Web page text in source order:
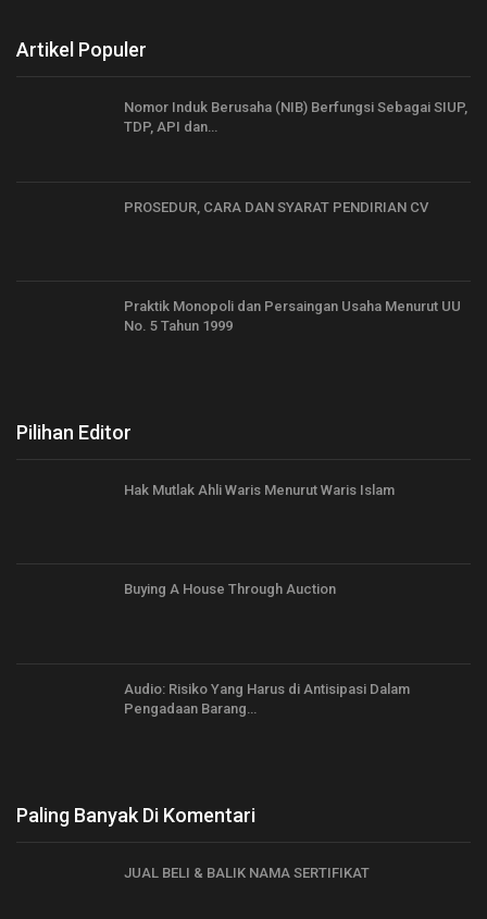
Artikel Populer
Nomor Induk Berusaha (NIB) Berfungsi Sebagai SIUP,
TDP, API dan…
PROSEDUR, CARA DAN SYARAT PENDIRIAN CV
Praktik Monopoli dan Persaingan Usaha Menurut UU
No. 5 Tahun 1999
Pilihan Editor
Hak Mutlak Ahli Waris Menurut Waris Islam
Buying A House Through Auction
Audio: Risiko Yang Harus di Antisipasi Dalam
Pengadaan Barang…
Paling Banyak Di Komentari
JUAL BELI & BALIK NAMA SERTIFIKAT